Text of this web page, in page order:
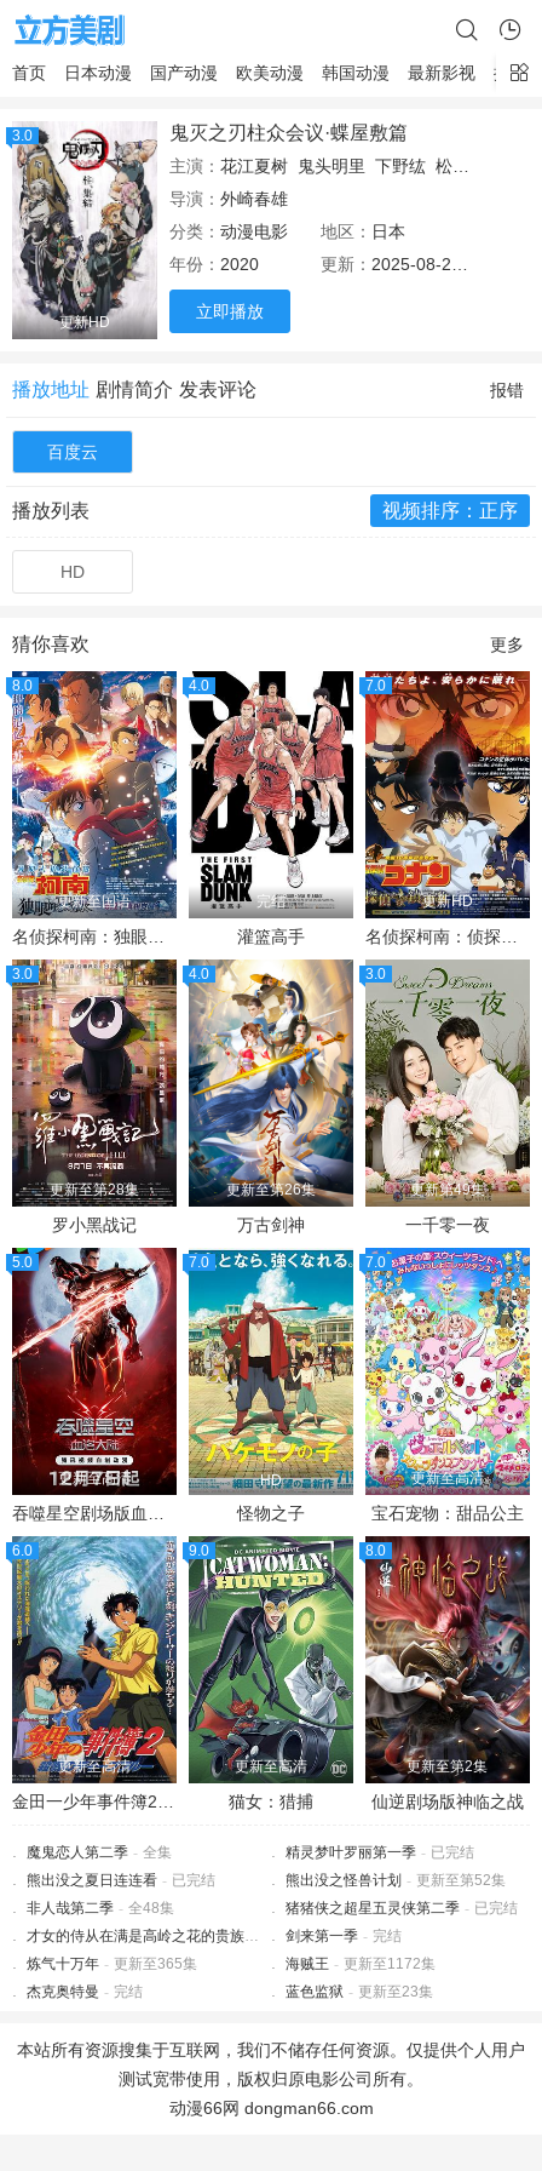
首页 日本动漫 国产动漫 欧美动漫 韩国动漫 最新影视 排行
3.0
更新HD
鬼灭之刃柱众会议·蝶屋敷篇
主演： 花江夏树 鬼头明里 下野纮 松冈祯丞
导演： 外崎春雄
分类： 动漫电影 地区： 日本
年份： 2020 更新： 2025-08-21 16:30
立即播放
播放地址 剧情简介 发表评论 报错
百度云
播放列表 视频排序：正序
HD
猜你喜欢 更多
8.0
更新至国语
4.0
完结
灌篮高手
7.0
更新HD
3.0
更新至第28集
罗小黑战记
4.0
更新至第26集
万古剑神
3.0
更新第49集
一千零一夜
5.0
更新至高清
7.0
HD
怪物之子
7.0
更新至高清
宝石宠物：甜品公主
6.0
更新至高清
9.0
更新至高清
猫女：猎捕
8.0
更新至第2集
仙逆剧场版神临之战
魔鬼恋人第二季 - 全集 精灵梦叶罗丽第一季 - 已完结
熊出没之夏日连连看 - 已完结 熊出没之怪兽计划 - 更新至第52集
非人哉第二季 - 全48集 猪猪侠之超星五灵侠第二季 - 已完结
才女的侍从在满是高岭之花的贵族学校暗中照顾（毫无生活自理能力的）学院第一大小姐
剑来第一季 - 完结
炼气十万年 - 更新至365集 海贼王 - 更新至1172集
杰克奥特曼 - 完结 蓝色监狱 - 更新至23集
本站所有资源搜集于互联网，我们不储存任何资源。仅提供个人用户
测试宽带使用，版权归原电影公司所有。
动漫66网 dongman66.com